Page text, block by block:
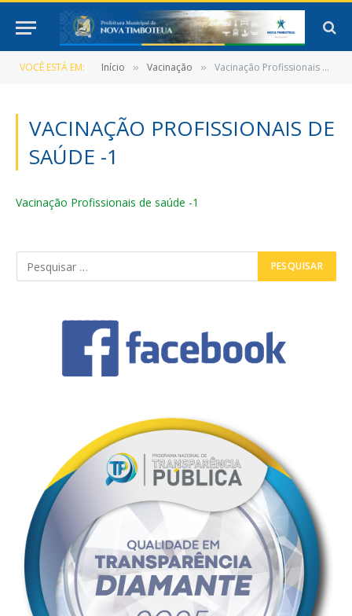
VOCÊ ESTÁ EM: Início » Vacinação » Vacinação Profissionais de saúde -1
VACINAÇÃO PROFISSIONAIS DE
SAÚDE -1
Vacinação Profissionais de saúde -1